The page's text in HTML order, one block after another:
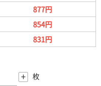
877円
854円
831円
+ 枚